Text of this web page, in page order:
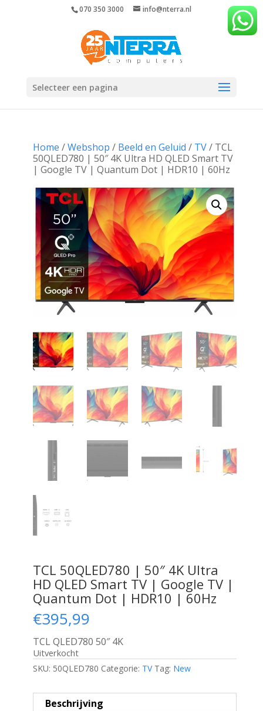
070 350 3000 info@nterra.nl
Selecteer een pagina
Home /Webshop / Beeld en Geluid / TV/ TCL
50QLED780 | 50″ 4K Ultra HD QLED Smart TV
| Google TV | Quantum Dot | HDR10 | 60Hz
TCL 50QLED780 | 50″ 4K Ultra
HD QLED Smart TV | Google TV |
Quantum Dot | HDR10 | 60Hz
€395,99
TCL QLED780 50″ 4K
Uitverkocht
SKU: 50QLED780 Categorie: TV Tag: New
Beschrijving